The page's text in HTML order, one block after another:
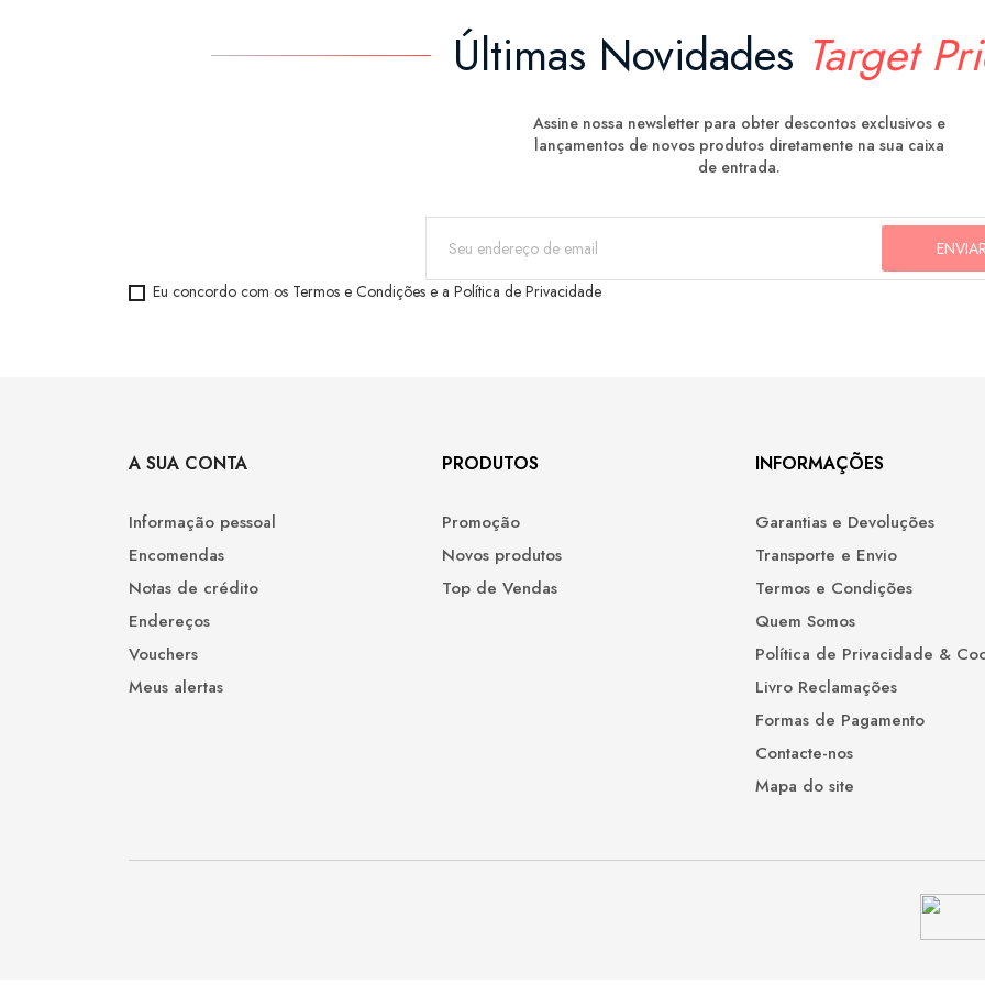
Últimas Novidades Target
Assine nossa newsletter para obter descontos exclusivos e
lançamentos de novos produtos diretamente na sua caixa
de entrada.
Eu concordo com os Termos e Condições e a Política de Privacidade
A SUA CONTA
Informação pessoal
Encomendas
Notas de crédito
Endereços
Vouchers
Meus alertas
PRODUTOS
Promoção
Novos produtos
Top de Vendas
INFORMAÇÕES
Garantias e Devoluções
Transporte e Envio
Termos e Condições
Quem Somos
Política de Privacidade &
Livro Reclamações
Formas de Pagamento
Contacte-nos
Mapa do site